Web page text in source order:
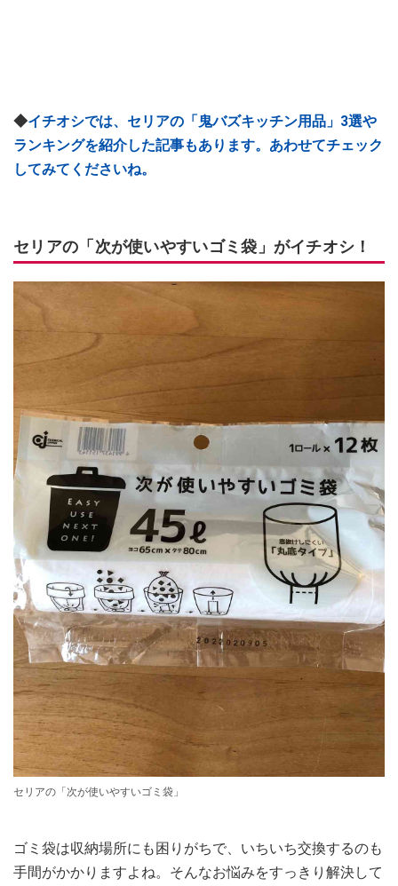
◆イチオシでは、セリアの「鬼バズキッチン用品」3選や
ランキングを紹介した記事もあります。あわせてチェック
してみてくださいね。
セリアの「次が使いやすいゴミ袋」がイチオシ！
セリアの「次が使いやすいゴミ袋」
ゴミ袋は収納場所にも困りがちで、いちいち交換するのも
手間がかかりますよね。そんなお悩みをすっきり解決して